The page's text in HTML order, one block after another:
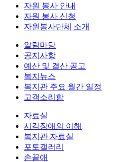
자원 봉사 안내
자원 봉사 신청
자원봉사단체 소개
알림마당
공지사항
예산 및 결산 공고
복지뉴스
복지관 주요 월간 일정
고객소리함
자료실
시각장애의 이해
복지관 자료실
포토갤러리
손끝애